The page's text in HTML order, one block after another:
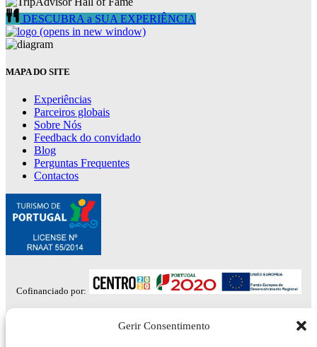
Gerir Consentimento
DESCUBRA a SUA EXPERIÊNCIA
(opens in new window)
MAPA DO SITE
Experiências
Parceiros globais
Sobre Nós
Feedback do convidado
Blog
Perguntas Frequentes
Contactos
Cofinanciado por: